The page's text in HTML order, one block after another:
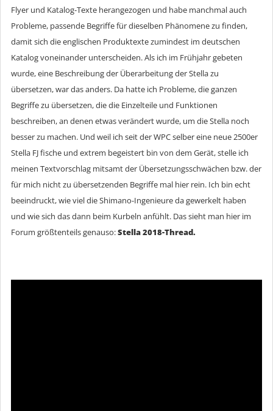
Flyer und Katalog-Texte herangezogen und habe manchmal auch
Probleme, passende Begriffe für dieselben Phänomene zu finden,
damit sich die englischen Produktexte zumindest im deutschen
Katalog voneinander unterscheiden. Als ich im Frühjahr gebeten
wurde, eine Beschreibung der Überarbeitung der Stella zu
übersetzen, war das anders. Da hatte ich Probleme, die ganzen
Begriffe zu übersetzen, die die Einzelteile und Funktionen
beschreiben, an denen etwas verändert wurde, um die Stella noch
besser zu machen. Und weil ich seit der WPC selber eine neue 2500er
Stella FJ fische und extrem begeistert bin von dem Gerät, stelle ich
meinen Textvorschlag mitsamt der Übersetzungsschwächen bzw. der
für mich nicht zu übersetzenden Begriffe mal hier rein. Ich bin echt
beeindruckt, wie viel die Shimano-Ingenieure da gewerkelt haben
und wie sich das dann beim Kurbeln anfühlt. Das sieht man hier im
Forum größtenteils genauso:Stella 2018-Thread.